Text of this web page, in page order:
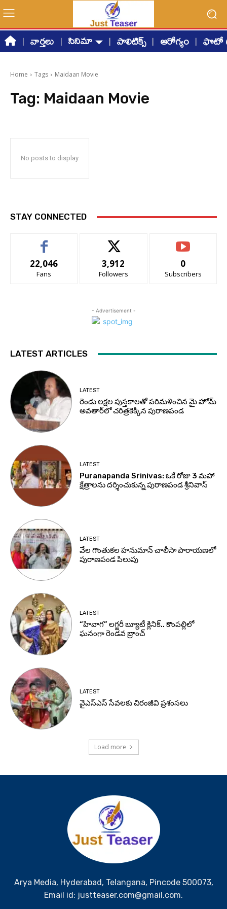
వార్తలు సినిమా పాలిటిక్స్ ఆరోగ్యం ఫొటో
Home Tags Maidaan Movie
Tag: Maidaan Movie
No posts to display
STAY CONNECTED
22,046
Fans
3,912
Followers
0
Subscribers
- Advertisement -
LATEST ARTICLES
LATEST
రెండు లక్షల పుస్తకాలతో పరిమళించిన మై హోమ్
అవతార్‌లో చరిత్రకెక్కిన పురాణపండ
LATEST
Puranapanda Srinivas: ఒకే రోజు 3 మహా
క్షేత్రాలను దర్శించుకున్న పురాణపండ శ్రీనివాస్
LATEST
వేల గొంతుకల హనుమాన్ చాలీసా పారాయణలో
పురాణపండ పిలుపు
LATEST
“హివాగ” లగ్జరీ బ్యూటీ క్లినిక్.. కొంపల్లిలో
ఘనంగా రెండవ బ్రాంచ్
LATEST
వైఎస్ఎస్ సేవలకు చిరంజీవి ప్రశంసలు
Load more
Arya Media, Hyderabad, Telangana, Pincode 500073,
Email id: justteaser.com@gmail.com.